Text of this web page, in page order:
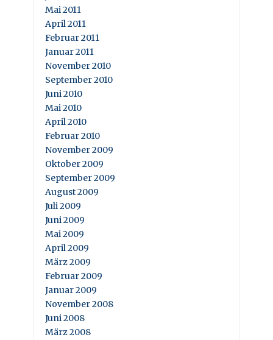
Mai 2011
April 2011
Februar 2011
Januar 2011
November 2010
September 2010
Juni 2010
Mai 2010
April 2010
Februar 2010
November 2009
Oktober 2009
September 2009
August 2009
Juli 2009
Juni 2009
Mai 2009
April 2009
März 2009
Februar 2009
Januar 2009
November 2008
Juni 2008
März 2008